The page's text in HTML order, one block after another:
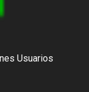
Usuarios